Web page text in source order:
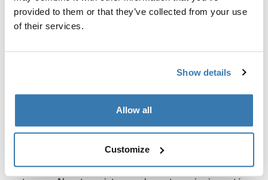
provided to them or that they’ve collected from your use
of their services.
Show details
Allow all
Customize
Toggle features
Todas las características
Probados al límite
En el Thule Test Center™ ubicado en Hillerstorp,
Suecia, los productos son sometidos a pruebas